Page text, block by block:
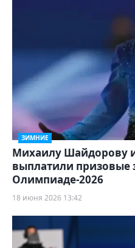
ЗИМНИЕ
Михаилу Шайдорову
выплатили призовые
Олимпиаде-2026
18 июня 2026 13:42